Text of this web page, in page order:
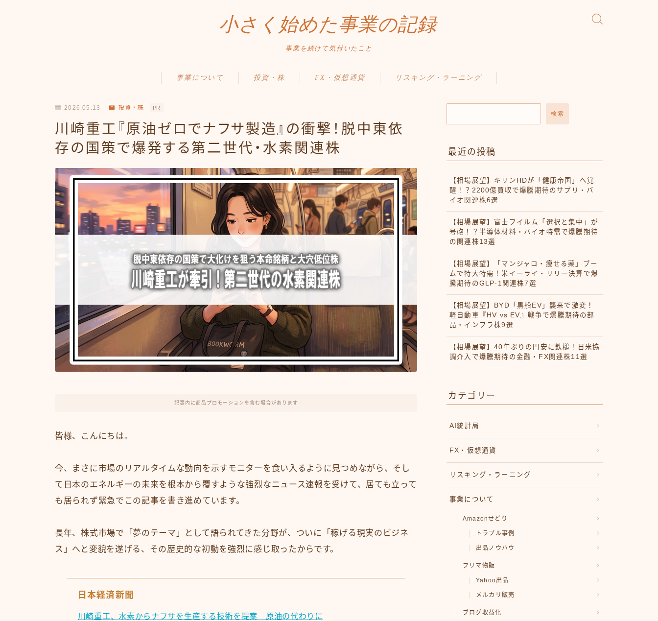
小さく始めた事業の記録
事業を続けて気付いたこと
事業について
トラブル事例
出品ノウハウ
Yahoo出品
メルカリ販売
投資・株 FX・仮想通貨 リスキング・ラーニング
2026.05.13 投資・株 PR
川崎重工『原油ゼロでナフサ製造』の衝撃！脱中東依
存の国策で爆発する第二世代・水素関連株
記事内に商品プロモーションを含む場合があります
皆様、こんにちは。
今、まさに市場のリアルタイムな動向を示すモニターを食い入るように見つめながら、そし
て日本のエネルギーの未来を根本から覆すような強烈なニュース速報を受けて、居ても立って
も居られず緊急でこの記事を書き進めています。
長年、株式市場で「夢のテーマ」として語られてきた分野が、ついに「稼げる現実のビジネ
ス」へと変貌を遂げる、その歴史的な初動を強烈に感じ取ったからです。
日本経済新聞
川崎重工、水素からナフサを生産する技術を提案 原油の代わりに
検索
最近の投稿
【相場展望】キリンHDが「健康帝国」へ覚
醒！？2200億買収で爆騰期待のサプリ・バ
イオ関連株6選
【相場展望】富士フイルム「選択と集中」が
号砲！？半導体材料・バイオ特需で爆騰期待
の関連株13選
【相場展望】「マンジャロ・痩せる薬」ブー
ムで特大特需！米イーライ・リリー決算で爆
騰期待のGLP-1関連株7選
【相場展望】BYD「黒船EV」襲来で激変！
軽自動車『HV vs EV』戦争で爆騰期待の部
品・インフラ株9選
【相場展望】40年ぶりの円安に鉄槌！日米協
調介入で爆騰期待の金融・FX関連株11選
カテゴリー
AI統計局
FX・仮想通貨
リスキング・ラーニング
事業について
Amazonせどり
トラブル事例
出品ノウハウ
フリマ物販
Yahoo出品
メルカリ販売
ブログ収益化